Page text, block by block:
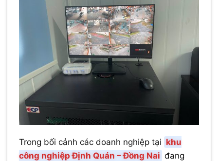
Trong bối cảnh các doanh nghiệp tại khu
công nghiệp Định Quán – Đồng Nai đang